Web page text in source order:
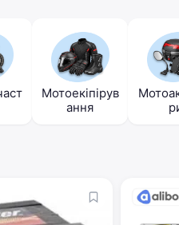
Мотоекіпірув
ання